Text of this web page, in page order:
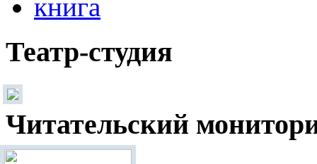
Театр-студия
Читательский